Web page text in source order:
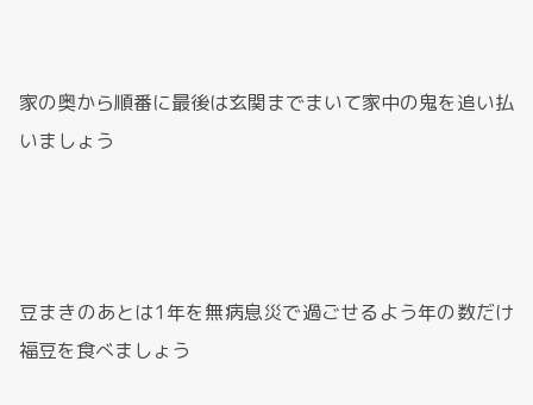
家の奥から順番に最後は玄関までまいて家中の鬼を追い払
いましょう
豆まきのあとは1年を無病息災で過ごせるよう年の数だけ
福豆を食べましょう